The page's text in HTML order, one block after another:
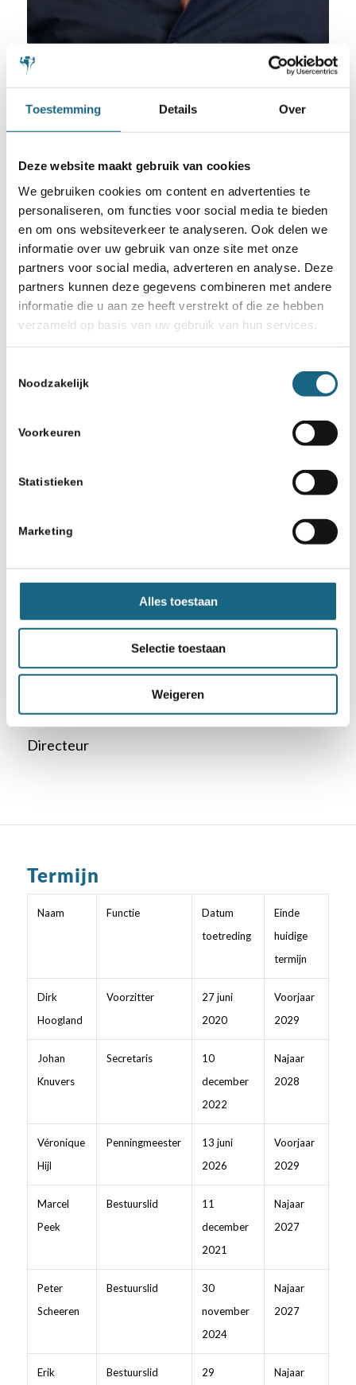
Toestemming Details Over
Deze website maakt gebruik van cookies
We gebruiken cookies om content en advertenties te
personaliseren, om functies voor social media te bieden
en om ons websiteverkeer te analyseren. Ook delen we
informatie over uw gebruik van onze site met onze
partners voor social media, adverteren en analyse. Deze
partners kunnen deze gegevens combineren met andere
informatie die u aan ze heeft verstrekt of die ze hebben
verzameld op basis van uw gebruik van hun services.
Noodzakelijk
Voorkeuren
Statistieken
Marketing
Alles toestaan
Selectie toestaan
Weigeren
Erik Broeren
Bestuurslid
Marketing en Communicatie
Directeur
Directeur
Termijn
Naam Functie
Datum
toetreding
Einde
huidige
termijn
Dirk
Hoogland
Voorzitter
27 juni
2020
Voorjaar
2029
Johan
Knuvers
Secretaris
10
december
2022
Najaar
2028
Véronique
Hijl
Penningmeester
13 juni
2026
Voorjaar
2029
Marcel
Peek
Bestuurslid
11
december
2021
Najaar
2027
Peter
Scheeren
Bestuurslid
30
november
2024
Najaar
2027
Erik Bestuurslid 29 Najaar